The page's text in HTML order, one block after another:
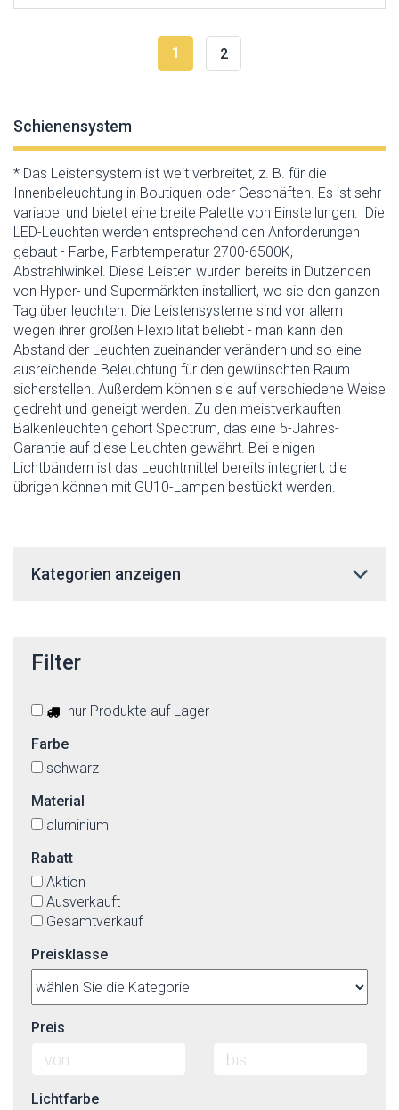
1 2
Schienensystem
* Das Leistensystem ist weit verbreitet, z. B. für die
Innenbeleuchtung in Boutiquen oder Geschäften. Es ist sehr
variabel und bietet eine breite Palette von Einstellungen. Die
LED-Leuchten werden entsprechend den Anforderungen
gebaut - Farbe, Farbtemperatur 2700-6500K,
Abstrahlwinkel. Diese Leisten wurden bereits in Dutzenden
von Hyper- und Supermärkten installiert, wo sie den ganzen
Tag über leuchten. Die Leistensysteme sind vor allem
wegen ihrer großen Flexibilität beliebt - man kann den
Abstand der Leuchten zueinander verändern und so eine
ausreichende Beleuchtung für den gewünschten Raum
sicherstellen. Außerdem können sie auf verschiedene Weise
gedreht und geneigt werden. Zu den meistverkauften
Balkenleuchten gehört Spectrum, das eine 5-Jahres-
Garantie auf diese Leuchten gewährt. Bei einigen
Lichtbändern ist das Leuchtmittel bereits integriert, die
übrigen können mit GU10-Lampen bestückt werden.
Kategorien anzeigen
Filter
nur Produkte auf Lager
Farbe
schwarz
Material
aluminium
Rabatt
Aktion
Ausverkauft
Gesamtverkauf
Preisklasse
Preis
Lichtfarbe